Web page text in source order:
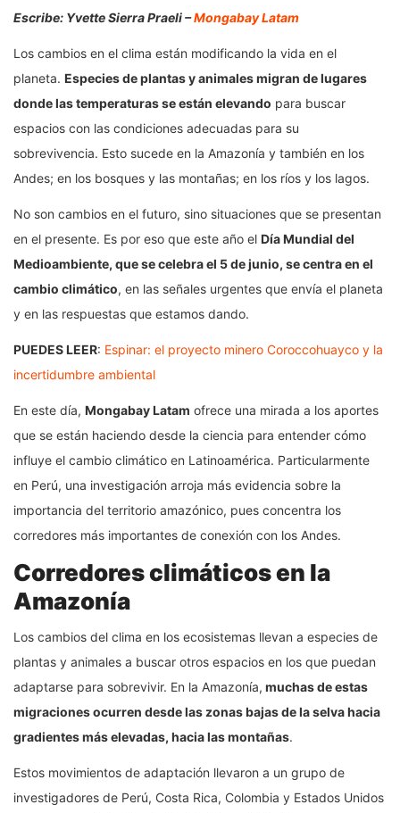
Escribe: Yvette Sierra Praeli –Mongabay Latam
Los cambios en el clima están modificando la vida en el
planeta. Especies de plantas y animales migran de lugares
donde las temperaturas se están elevando para buscar
espacios con las condiciones adecuadas para su
sobrevivencia. Esto sucede en la Amazonía y también en los
Andes; en los bosques y las montañas; en los ríos y los lagos.
No son cambios en el futuro, sino situaciones que se presentan
en el presente. Es por eso que este año el Día Mundial del
Medioambiente, que se celebra el 5 de junio, se centra en el
cambio climático, en las señales urgentes que envía el planeta
y en las respuestas que estamos dando.
PUEDES LEER: Espinar: el proyecto minero Coroccohuayco y la
incertidumbre ambiental
En este día, Mongabay Latam ofrece una mirada a los aportes
que se están haciendo desde la ciencia para entender cómo
influye el cambio climático en Latinoamérica. Particularmente
en Perú, una investigación arroja más evidencia sobre la
importancia del territorio amazónico, pues concentra los
corredores más importantes de conexión con los Andes.
Corredores climáticos en la
Amazonía
Los cambios del clima en los ecosistemas llevan a especies de
plantas y animales a buscar otros espacios en los que puedan
adaptarse para sobrevivir. En la Amazonía, muchas de estas
migraciones ocurren desde las zonas bajas de la selva hacia
gradientes más elevadas, hacia las montañas.
Estos movimientos de adaptación llevaron a un grupo de
investigadores de Perú, Costa Rica, Colombia y Estados Unidos